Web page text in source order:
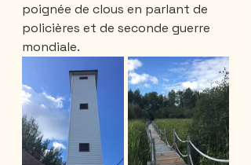
poignée de clous en parlant de
policières et de seconde guerre
mondiale.